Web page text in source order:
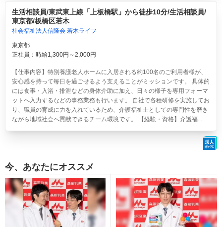
生活相談員/東武東上線「上板橋駅」から徒歩10分/生活相談員/
東京都/板橋区若木
社会福祉法人信隆会 若木ライフ
東京都
正社員：時給1,300円～2,000円
【仕事内容】特別養護老人ホームに入居される約100名のご利用者様が、
安心感を持って毎日を過ごせるよう支えることがミッションです。 具体的
には食事・入浴・排泄などの身体介助に加え、日々の様子を専用フォーマ
ットへ入力するなどの事務業務も行います。 自社で各種研修を実施してお
り、職員の育成に力を入れているため、介護福祉士としての専門性を磨き
ながら地域社会へ貢献できるチーム環境です。 【経験・資格】介護福...
今、あなたにオススメ